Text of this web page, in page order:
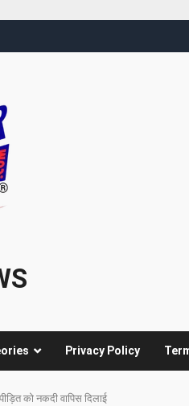
Privacy Policy
को नकदी वापिस दिलाई